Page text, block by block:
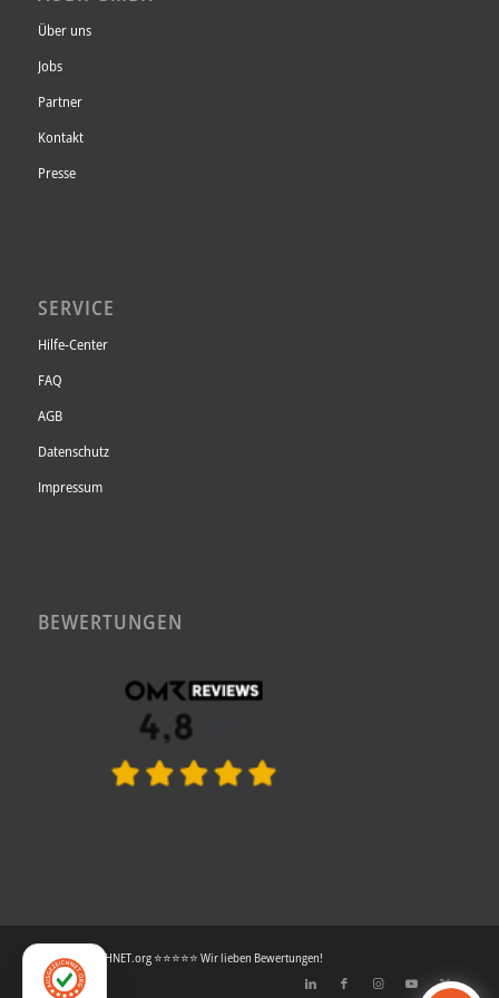
Über uns
Jobs
Partner
Kontakt
Presse
SERVICE
Hilfe-Center
FAQ
AGB
Datenschutz
Impressum
BEWERTUNGEN
© AUSGEZEICHNET.org ⭐⭐⭐⭐⭐ Wir lieben Bewertungen!